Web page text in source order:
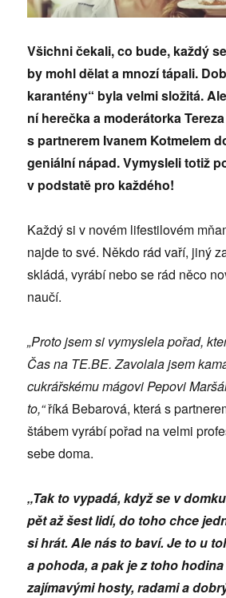
Všichni čekali, co bude, každý
by mohl dělat a mnozí tápali.
karantény“ byla velmi složitá.
ní herečka a moderátorka
s partnerem Ivanem Kotmelem
geniální nápad. Vymysleli totiž
v podstatě pro každého!
Každý si v novém lifestilovém
najde to své. Někdo rád vaří, jiný
skládá, vyrábí nebo se rád něco
naučí.
„Proto jsem si vymyslela pořad,
Čas na TE.BE. Zavolala jsem
cukrářskému mágovi Pepovi
to,“říká Bebarová, která s
štábem vyrábí pořad na velmi
sebe doma.
„Tak to vypadá, když se v
pět až šest lidí, do toho chce
si hrát. Ale nás to baví. Je to u
a pohoda, a pak je z toho
zajímavými hosty, radami a